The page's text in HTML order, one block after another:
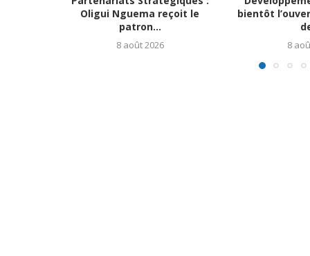
Oligui Nguema reçoit le
patron...
8 août 2026
bientôt
8